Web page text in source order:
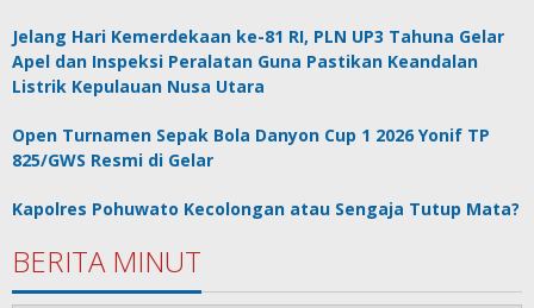
Jelang Hari Kemerdekaan ke-81 RI, PLN UP3 Tahuna Gelar
Apel dan Inspeksi Peralatan Guna Pastikan Keandalan
Listrik Kepulauan Nusa Utara
Open Turnamen Sepak Bola Danyon Cup 1 2026 Yonif TP
825/GWS Resmi di Gelar
Kapolres Pohuwato Kecolongan atau Sengaja Tutup Mata?
BERITA MINUT